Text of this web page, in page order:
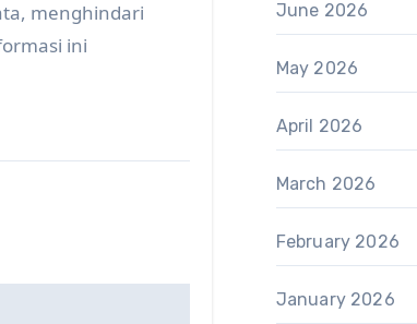
menghindari
ini
June 2026
May 2026
April 2026
March 2026
February 2026
January 2026